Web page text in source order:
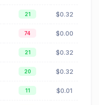
21 $0.32
74 $0.00
21 $0.32
20 $0.32
11 $0.01